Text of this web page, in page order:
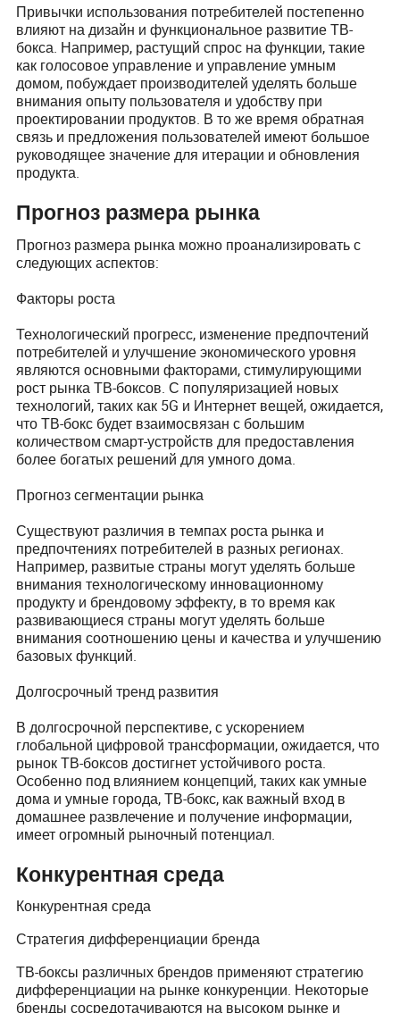
Привычки использования потребителей постепенно
влияют на дизайн и функциональное развитие ТВ-
бокса. Например, растущий спрос на функции, такие
как голосовое управление и управление умным
домом, побуждает производителей уделять больше
внимания опыту пользователя и удобству при
проектировании продуктов. В то же время обратная
связь и предложения пользователей имеют большое
руководящее значение для итерации и обновления
продукта.
Прогноз размера рынка
Прогноз размера рынка можно проанализировать с
следующих аспектов:
Факторы роста
Технологический прогресс, изменение предпочтений
потребителей и улучшение экономического уровня
являются основными факторами, стимулирующими
рост рынка ТВ-боксов. С популяризацией новых
технологий, таких как 5G и Интернет вещей, ожидается,
что ТВ-бокс будет взаимосвязан с большим
количеством смарт-устройств для предоставления
более богатых решений для умного дома.
Прогноз сегментации рынка
Существуют различия в темпах роста рынка и
предпочтениях потребителей в разных регионах.
Например, развитые страны могут уделять больше
внимания технологическому инновационному
продукту и брендовому эффекту, в то время как
развивающиеся страны могут уделять больше
внимания соотношению цены и качества и улучшению
базовых функций.
Долгосрочный тренд развития
В долгосрочной перспективе, с ускорением
глобальной цифровой трансформации, ожидается, что
рынок ТВ-боксов достигнет устойчивого роста.
Особенно под влиянием концепций, таких как умные
дома и умные города, ТВ-бокс, как важный вход в
домашнее развлечение и получение информации,
имеет огромный рыночный потенциал.
Конкурентная среда
Конкурентная среда
Стратегия дифференциации бренда
ТВ-боксы различных брендов применяют стратегию
дифференциации на рынке конкуренции. Некоторые
бренды сосредотачиваются на высоком рынке и